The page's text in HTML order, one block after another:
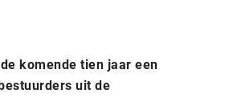
komende tien jaar een
uit de